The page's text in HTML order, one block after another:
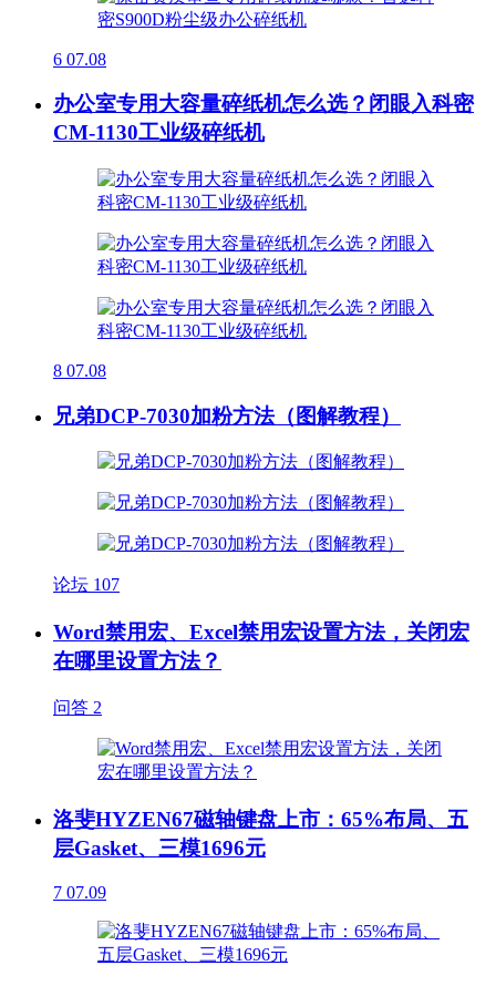
6 07.08
办公室专用大容量碎纸机怎么选？闭眼入科密
CM-1130工业级碎纸机
8 07.08
兄弟DCP-7030加粉方法（图解教程）
论坛 107
Word禁用宏、Excel禁用宏设置方法，关闭宏
在哪里设置方法？
问答 2
洛斐HYZEN67磁轴键盘上市：65%布局、五
层Gasket、三模1696元
7 07.09